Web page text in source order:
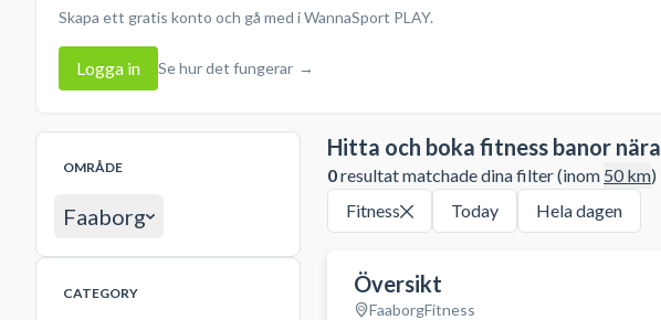
Skapa ett gratis konto och gå med i WannaSport PLAY.
Logga in Se hur det fungerar →
OMRÅDE
Faaborg
CATEGORY
Hitta och boka fitness banor nära
0resultat matchade dina filter (inom 50km)
Fitness Today Hela dagen
Översikt
FaaborgFitness